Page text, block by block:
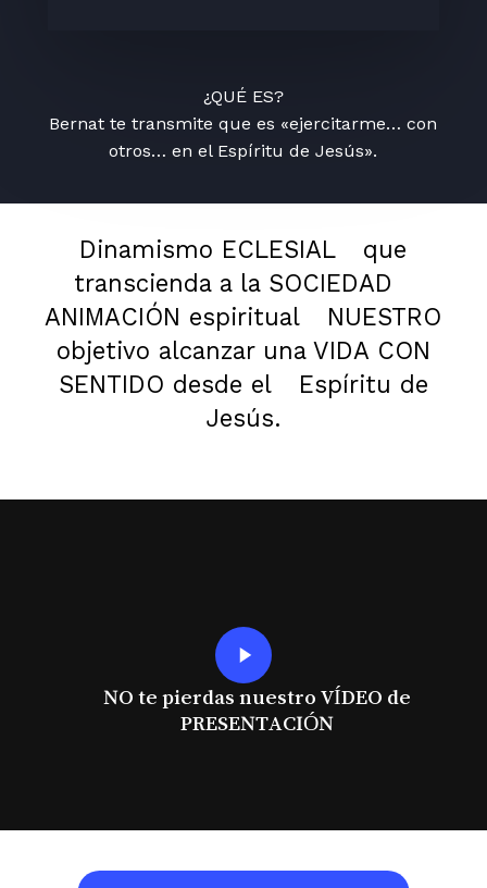
¿QUÉ ES?
Bernat te transmite que es «ejercitarme… con
otros… en el Espíritu de Jesús».
Dinamismo ECLESIAL
que
transcienda a la SOCIEDAD
ANIMACIÓN espiritual
NUESTRO
objetivo alcanzar una VIDA CON
SENTIDO desde el
Espíritu de
Jesús.
Play
Video
NO te pierdas nuestro VÍDEO de
PRESENTACIÓN